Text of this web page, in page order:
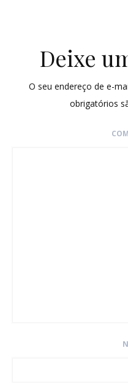
Deixe
O seu endereço de e-
obrigatórios